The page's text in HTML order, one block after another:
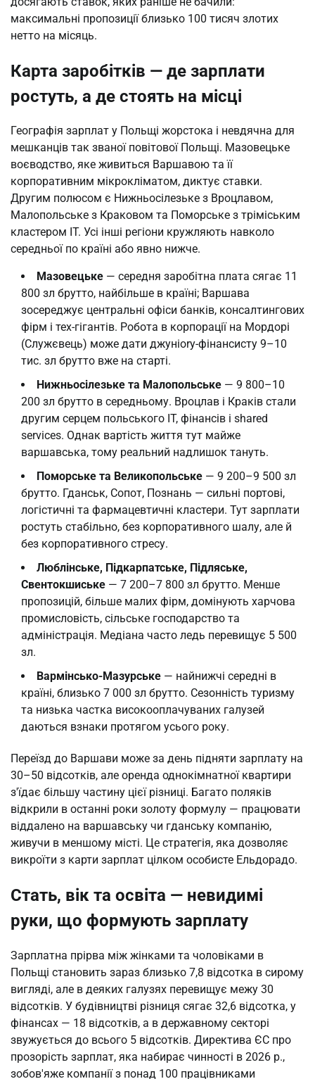
максимальні пропозиції близько 100 тисяч злотих
нетто на місяць.
Карта заробітків — де зарплати
ростуть, а де стоять на місці
Географія зарплат у Польщі жорстока і невдячна для
мешканців так званої повітової Польщі. Мазовецьке
воєводство, яке живиться Варшавою та її
корпоративним мікрокліматом, диктує ставки.
Другим полюсом є Нижньосілезьке з Вроцлавом,
Малопольське з Краковом та Поморське з тріміським
кластером IT. Усі інші регіони кружляють навколо
середньої по країні або явно нижче.
Мазовецьке — середня заробітна плата сягає 11
800 зл брутто, найбільше в країні; Варшава
зосереджує центральні офіси банків, консалтингових
фірм і тех-гігантів. Робота в корпорації на Мордорі
(Служєвець) може дати джунiorу-фінансисту 9–10
тис. зл брутто вже на старті.
Нижньосілезьке та Малопольське — 9 800–10
200 зл брутто в середньому. Вроцлав і Краків стали
другим серцем польського IT, фінансів і shared
services. Однак вартість життя тут майже
варшавська, тому реальний надлишок тануть.
Поморське та Великопольське — 9 200–9 500 зл
брутто. Гданськ, Сопот, Познань — сильні портові,
логістичні та фармацевтичні кластери. Тут зарплати
ростуть стабільно, без корпоративного шалу, але й
без корпоративного стресу.
Люблінське, Підкарпатське, Підляське,
Свентокшиське — 7 200–7 800 зл брутто. Менше
пропозицій, більше малих фірм, домінують харчова
промисловість, сільське господарство та
адміністрація. Медіана часто ледь перевищує 5 500
зл.
Вармінсько-Мазурське — найнижчі середні в
країні, близько 7 000 зл брутто. Сезонність туризму
та низька частка високооплачуваних галузей
даються взнаки протягом усього року.
Переїзд до Варшави може за день підняти зарплату на
30–50 відсотків, але оренда однокімнатної квартири
з'їдає більшу частину цієї різниці. Багато поляків
відкрили в останні роки золоту формулу — працювати
віддалено на варшавську чи гданську компанію,
живучи в меншому місті. Це стратегія, яка дозволяє
викроїти з карти зарплат цілком особисте Ельдорадо.
Стать, вік та освіта — невидимі
руки, що формують зарплату
Зарплатна прірва між жінками та чоловіками в
Польщі становить зараз близько 7,8 відсотка в сирому
вигляді, але в деяких галузях перевищує межу 30
відсотків. У будівництві різниця сягає 32,6 відсотка, у
фінансах — 18 відсотків, а в державному секторі
звужується до всього 5 відсотків. Директива ЄС про
прозорість зарплат, яка набирає чинності в 2026 р.,
зобов'яже компанії з понад 100 працівниками